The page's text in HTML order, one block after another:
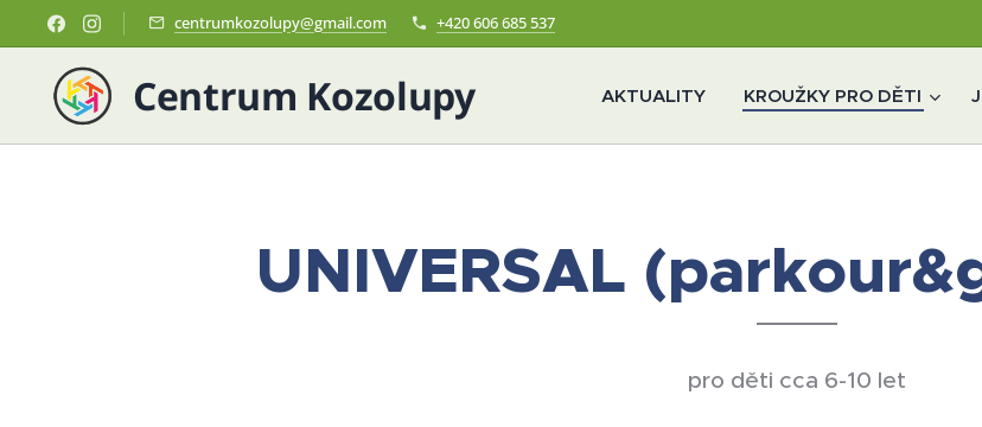
centrumkozolupy@gmail.com +420 606 685 537
Centrum Kozolupy AKTUALITY KROUŽKY PRO DĚTI
UNIVERSAL
pro děti cca 6-10 let